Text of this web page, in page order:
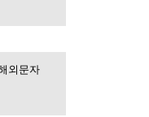
외문자